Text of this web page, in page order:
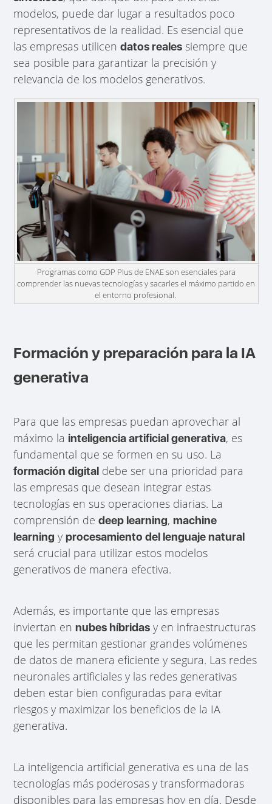
modelos, puede dar lugar a resultados poco
representativos de la realidad. Es esencial que
las empresas utilicendatos reales siempre que
sea posible para garantizar la precisión y
relevancia de los modelos generativos.
Programas como GDP Plus de ENAE son esenciales para
comprender las nuevas tecnologías y sacarles el máximo partido en
el entorno profesional.
Formación y preparación para la IA
generativa
Para que las empresas puedan aprovechar al
máximo la inteligencia artificial generativa, es
fundamental que se formen en su uso. La
formación digital debe ser una prioridad para
las empresas que desean integrar estas
tecnologías en sus operaciones diarias. La
comprensión dedeep learning,machine
learning yprocesamiento del lenguaje natural
será crucial para utilizar estos modelos
generativos de manera efectiva.
Además, es importante que las empresas
inviertan ennubes híbridas y en infraestructuras
que les permitan gestionar grandes volúmenes
de datos de manera eficiente y segura. Las redes
neuronales artificiales y las redes generativas
deben estar bien configuradas para evitar
riesgos y maximizar los beneficios de la IA
generativa.
La inteligencia artificial generativa es una de las
tecnologías más poderosas y transformadoras
disponibles para las empresas hoy en día. Desde